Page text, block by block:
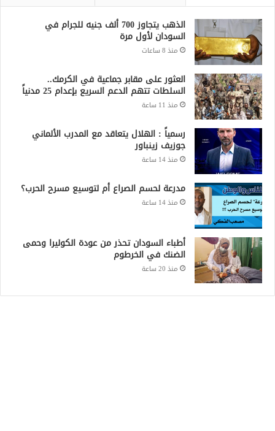
الذهب يتجاوز 700 ألف جنيه للجرام في
السودان لأول مرة
منذ 8 ساعات
العثور على مقابر جماعية في الكرمك..
السلطات تتهم الدعم السريع بإعدام 25 مدنياً
منذ 11 ساعة
رسمياً : الهلال يتعاقد مع المدرب الألماني
جوزيف زينباور
منذ 14 ساعة
مدرعة لحسم الصراع أم لتوسيع مسرح الحرب؟
منذ 14 ساعة
أطباء السودان تحذر من عودة الكوليرا وحمى
الضنك في الخرطوم
منذ 20 ساعة